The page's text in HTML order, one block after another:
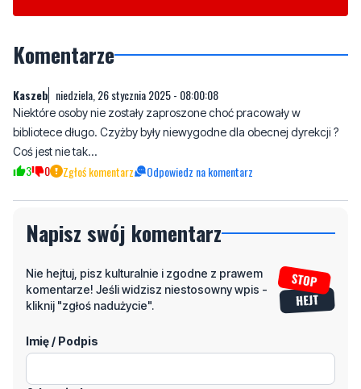
Komentarze
Kaszeb niedziela, 26 stycznia 2025 - 08:00:08
Niektóre osoby nie zostały zaproszone choć pracowały w
bibliotece długo. Czyżby były niewygodne dla obecnej dyrekcji ?
Coś jest nie tak...
3 0 Zgłoś komentarz Odpowiedz na komentarz
Napisz swój komentarz
Nie hejtuj, pisz kulturalnie i zgodne z prawem
komentarze! Jeśli widzisz niestosowny wpis -
kliknij "zgłoś nadużycie".
Imię / Podpis